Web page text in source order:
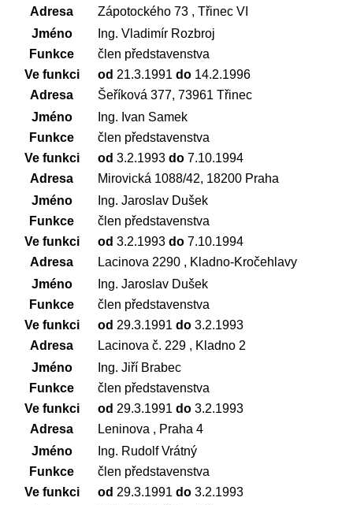
Adresa
Zápotockého 73 , Třinec VI
Jméno
Ing. Vladimír Rozbroj
Funkce
člen představenstva
Ve funkci
od 21.3.1991 do14.2.1996
Adresa
Šeříková 377, 73961 Třinec
Jméno
Ing. Ivan Samek
Funkce
člen představenstva
Ve funkci
od 3.2.1993 do7.10.1994
Adresa
Mirovická 1088/42, 18200 Praha
Jméno
Ing. Jaroslav Dušek
Funkce
člen představenstva
Ve funkci
od 3.2.1993 do7.10.1994
Adresa
Lacinova 2290 , Kladno-Kročehlavy
Jméno
Ing. Jaroslav Dušek
Funkce
člen představenstva
Ve funkci
od 29.3.1991 do3.2.1993
Adresa
Lacinova č. 229 , Kladno 2
Jméno
Ing. Jiří Brabec
Funkce
člen představenstva
Ve funkci
od 29.3.1991 do3.2.1993
Adresa
Leninova , Praha 4
Jméno
Ing. Rudolf Vrátný
Funkce
člen představenstva
Ve funkci
od 29.3.1991 do3.2.1993